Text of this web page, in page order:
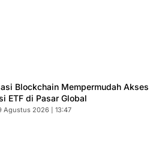
Blockchain Mempermudah Akses
ETF di Pasar Global
Agustus 2026 | 13:47